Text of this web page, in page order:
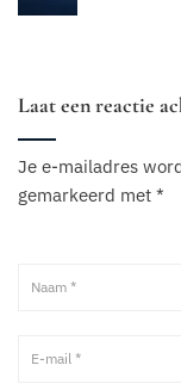
Laat een reactie
Je e-mailadres
gemarkeerd met *